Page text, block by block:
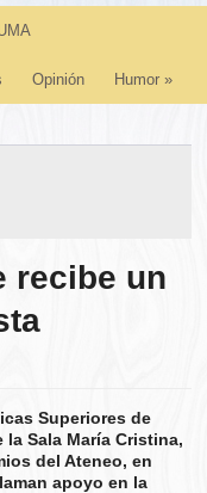
Opinión Humor »
recibe un
Superiores de
Sala María Cristina,
del Ateneo, en
apoyo en la